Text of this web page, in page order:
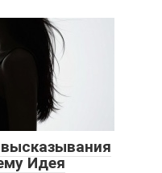
Идея